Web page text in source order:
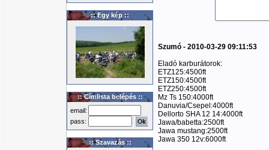
:: Egy kép ::
:: Címlista belépés ::
email:
pass:
:: Szavazás ::
Szumó - 2010-03-29 09:11:53
Eladó karburátorok:
ETZ125:4500ft
ETZ150:4500ft
ETZ250:4500ft
Mz Ts 150:4000ft
Danuvia/Csepel:4000ft
Dellorto SHA 12 14:4000ft
Jawa/babetta:2500ft
Jawa mustang:2500ft
Jawa 350 12v:6000ft